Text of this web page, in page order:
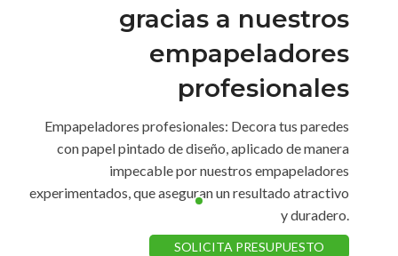
gracias a nuestros
empapeladores
profesionales
Empapeladores profesionales: Decora tus paredes
con papel pintado de diseño, aplicado de manera
impecable por nuestros empapeladores
experimentados, que aseguran un resultado atractivo
y duradero.
SOLICITA PRESUPUESTO